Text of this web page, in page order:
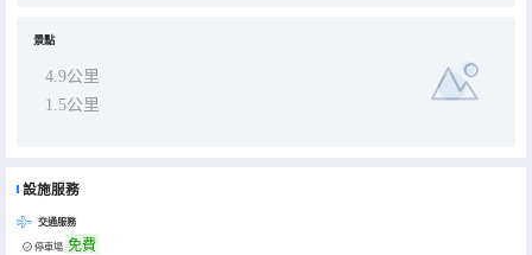
景點
4.9公里
1.5公里
設施服務
交通服務
停車場 免費